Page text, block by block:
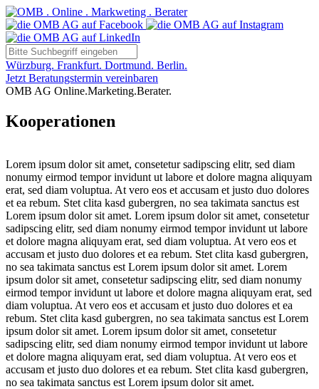
Würzburg. Frankfurt. Dortmund. Berlin.
Jetzt Beratungstermin vereinbaren
OMB AG Online.Marketing.Berater.
Kooperationen
Lorem ipsum dolor sit amet, consetetur sadipscing elitr, sed diam
nonumy eirmod tempor invidunt ut labore et dolore magna aliquyam
erat, sed diam voluptua. At vero eos et accusam et justo duo dolores
et ea rebum. Stet clita kasd gubergren, no sea takimata sanctus est
Lorem ipsum dolor sit amet. Lorem ipsum dolor sit amet, consetetur
sadipscing elitr, sed diam nonumy eirmod tempor invidunt ut labore
et dolore magna aliquyam erat, sed diam voluptua. At vero eos et
accusam et justo duo dolores et ea rebum. Stet clita kasd gubergren,
no sea takimata sanctus est Lorem ipsum dolor sit amet. Lorem
ipsum dolor sit amet, consetetur sadipscing elitr, sed diam nonumy
eirmod tempor invidunt ut labore et dolore magna aliquyam erat, sed
diam voluptua. At vero eos et accusam et justo duo dolores et ea
rebum. Stet clita kasd gubergren, no sea takimata sanctus est Lorem
ipsum dolor sit amet. Lorem ipsum dolor sit amet, consetetur
sadipscing elitr, sed diam nonumy eirmod tempor invidunt ut labore
et dolore magna aliquyam erat, sed diam voluptua. At vero eos et
accusam et justo duo dolores et ea rebum. Stet clita kasd gubergren,
no sea takimata sanctus est Lorem ipsum dolor sit amet.